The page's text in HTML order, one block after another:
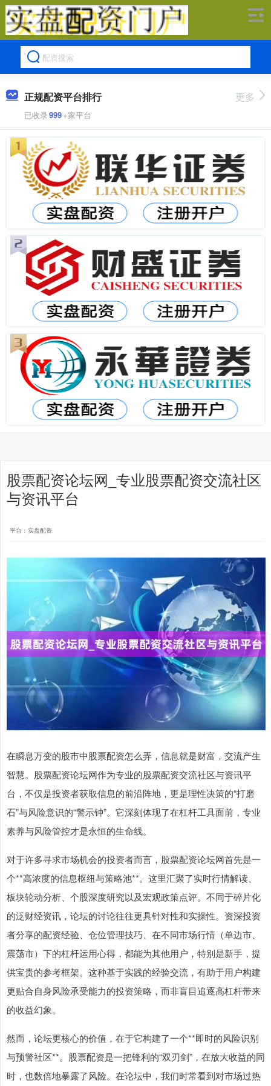
正规配资平台排行
已收录999+家平台
更多
股票配资论坛网_专业股票配资交流社区
与资讯平台
平台：实盘配资
在瞬息万变的股市中股票配资怎么弄，信息就是财富，交流产生
智慧。股票配资论坛网作为专业的股票配资交流社区与资讯平
台，不仅是投资者获取信息的前沿阵地，更是理性决策的“打磨
石”与风险意识的“警示钟”。它深刻体现了在杠杆工具面前，专业
素养与风险管控才是永恒的生命线。
对于许多寻求市场机会的投资者而言，股票配资论坛网首先是一
个**高浓度的信息枢纽与策略池**。这里汇聚了实时行情解读、
板块轮动分析、个股深度研究以及宏观政策点评。不同于碎片化
的泛财经资讯，论坛的讨论往往更具针对性和实操性。资深投资
者分享的配资经验、仓位管理技巧、在不同市场行情（单边市、
震荡市）下的杠杆运用心得，都能为其他用户，特别是新手，提
供宝贵的参考框架。这种基于实践的经验交流，有助于用户构建
更贴合自身风险承受能力的投资策略，而非盲目追逐高杠杆带来
的收益幻象。
然而，论坛更核心的价值，在于它构建了一个**即时的风险识别
与预警社区**。股票配资是一把锋利的“双刃剑”，在放大收益的同
时，也数倍地暴露了风险。在论坛中，我们时常看到对市场过热